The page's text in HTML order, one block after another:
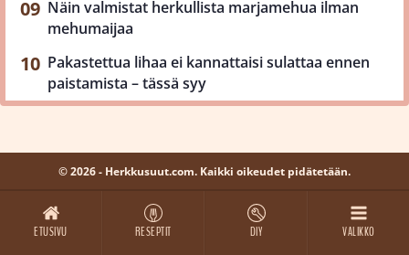
ETUSIVU RESEPTIT DIY VALIKKO
Näin valmistat herkullista marjamehua ilman
mehumaijaa
Pakastettua lihaa ei kannattaisi sulattaa ennen
paistamista – tässä syy
© 2026 - Herkkusuut.com. Kaikki oikeudet pidätetään.